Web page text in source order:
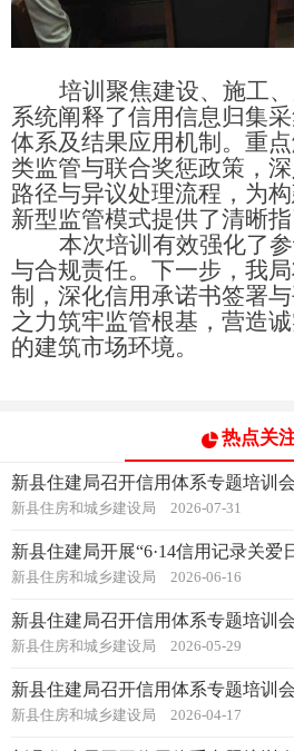
培训聚焦建设、施工
系统阐释了信用信息归集
体系及结果应用机制。重
类监管与联合奖惩政策，
路径与异议处理流程，为
新型监管模式提供了清晰指
本次培训有效强化了
与合规责任。下一步，我
制，深化信用承诺书签署
之力筑牢监管根基，营造
的建筑市场环境。
热点关
新县住建局召开信用体系专题培训会
新县住房和城乡建设局 2026-07-31
新县住建局开展“6·14信用记录关爱
新县住房和城乡建设局 2026-06-16
新县住建局召开信用体系专题培训会
新县住房和城乡建设局 2026-05-29
新县住建局召开信用体系专题培训会
新县住房和城乡建设局 2026-04-17